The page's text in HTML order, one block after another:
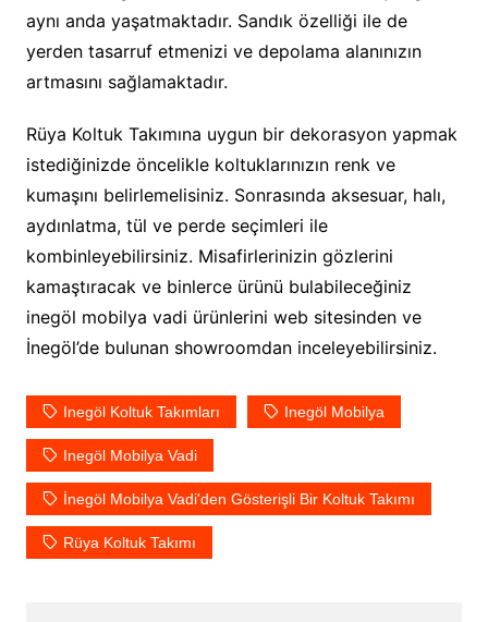
aynı anda yaşatmaktadır. Sandık özelliği ile de
yerden tasarruf etmenizi ve depolama alanınızın
artmasını sağlamaktadır.
Rüya Koltuk Takımına uygun bir dekorasyon yapmak
istediğinizde öncelikle koltuklarınızın renk ve
kumaşını belirlemelisiniz. Sonrasında aksesuar, halı,
aydınlatma, tül ve perde seçimleri ile
kombinleyebilirsiniz. Misafirlerinizin gözlerini
kamaştıracak ve binlerce ürünü bulabileceğiniz
inegöl mobilya vadi ürünlerini web sitesinden ve
İnegöl’de bulunan showroomdan inceleyebilirsiniz.
Inegöl Koltuk Takımları Inegöl Mobilya
Inegöl Mobilya Vadi
İnegöl Mobilya Vadi'den Gösterişli Bir Koltuk Takımı
Rüya Koltuk Takımı